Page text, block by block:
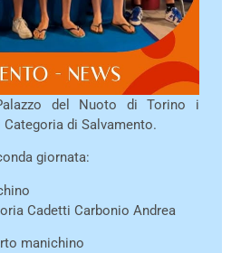
del Nuoto di Torino i
di Salvamento.
giornata:
Cadetti Carbonio Andrea
manichino